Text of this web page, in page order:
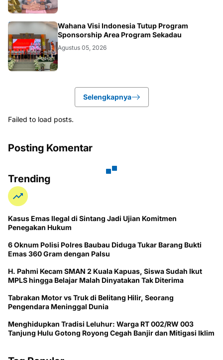
KALBAR
Wahana Visi Indonesia Tutup Program
Sponsorship Area Program Sekadau
Agustus 05, 2026
Selengkapnya
Failed to load posts.
Posting Komentar
Trending
Kasus Emas Ilegal di Sintang Jadi Ujian Komitmen
Penegakan Hukum
6 Oknum Polisi Polres Baubau Diduga Tukar Barang Bukti
Emas 360 Gram dengan Palsu
H. Pahmi Kecam SMAN 2 Kuala Kapuas, Siswa Sudah Ikut
MPLS hingga Belajar Malah Dinyatakan Tak Diterima
Tabrakan Motor vs Truk di Belitang Hilir, Seorang
Pengendara Meninggal Dunia
Menghidupkan Tradisi Leluhur: Warga RT 002/RW 003
Tanjung Hulu Gotong Royong Cegah Banjir dan Mitigasi Iklim